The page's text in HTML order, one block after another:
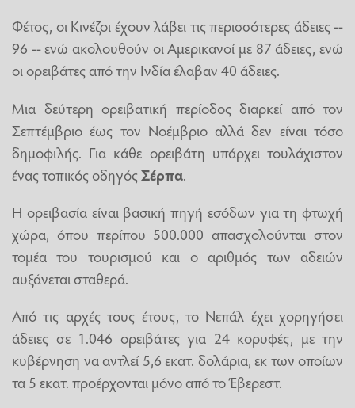
Φέτος, οι Κινέζοι έχουν λάβει τις περισσότερες άδειες --
96 -- ενώ ακολουθούν οι Αμερικανοί με 87 άδειες, ενώ
οι ορειβάτες από την Ινδία έλαβαν 40 άδειες.
Μια δεύτερη ορειβατική περίοδος διαρκεί από τον
Σεπτέμβριο έως τον Νοέμβριο αλλά δεν είναι τόσο
δημοφιλής. Για κάθε ορειβάτη υπάρχει τουλάχιστον
ένας τοπικός οδηγόςΣέρπα.
Η ορειβασία είναι βασική πηγή εσόδων για τη φτωχή
χώρα, όπου περίπου 500.000 απασχολούνται στον
τομέα του τουρισμού και ο αριθμός των αδειών
αυξάνεται σταθερά.
Από τις αρχές τους έτους, το Νεπάλ έχει χορηγήσει
άδειες σε 1.046 ορειβάτες για 24 κορυφές, με την
κυβέρνηση να αντλεί 5,6 εκατ. δολάρια, εκ των οποίων
τα 5 εκατ. προέρχονται μόνο από το Έβερεστ.